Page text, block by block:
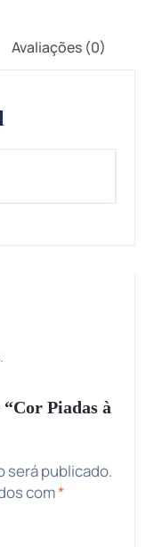
Avaliações (0)
Piadas à
será publicado.
com*